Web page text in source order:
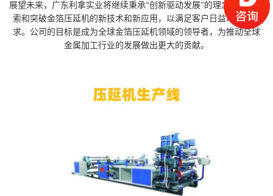
展望未来，广东利拿实业将继续秉承“创新驱动发展”的理念，不断探
索和突破金箔压延机的新技术和新应用，以满足客户日益增长的需
求。公司的目标是成为全球金箔压延机领域的领导者，为推动全球
金属加工行业的发展做出更大的贡献。